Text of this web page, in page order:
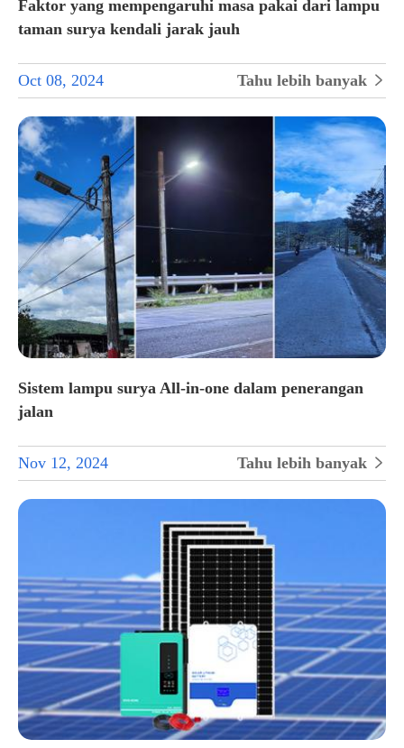
Faktor yang mempengaruhi masa pakai dari lampu
taman surya kendali jarak jauh
Oct 08, 2024 Tahu lebih banyak 
Sistem lampu surya All-in-one dalam penerangan
jalan
Nov 12, 2024 Tahu lebih banyak 